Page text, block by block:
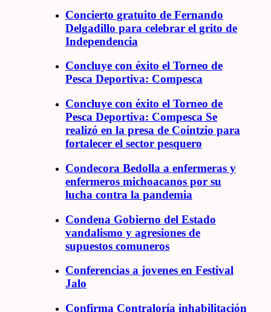
Concierto gratuito de Fernando
Delgadillo para celebrar el grito de
Independencia
Concluye con éxito el Torneo de
Pesca Deportiva: Compesca
Concluye con éxito el Torneo de
Pesca Deportiva: Compesca Se
realizó en la presa de Cointzio para
fortalecer el sector pesquero
Condecora Bedolla a enfermeras y
enfermeros michoacanos por su
lucha contra la pandemia
Condena Gobierno del Estado
vandalismo y agresiones de
supuestos comuneros
Conferencias a jovenes en Festival
Jalo
Confirma Contraloría inhabilitación